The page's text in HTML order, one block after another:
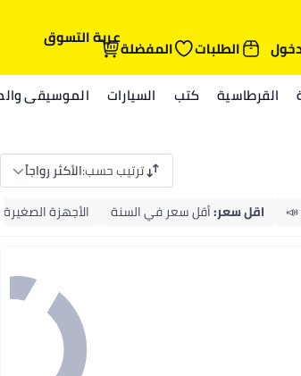
الطلبات المفضلةعربة التسوق
القرطاسية كتب السيارات الموسيقى
ترتيب حسب:الأكثر رواجاً
اقل سعر:أقل سعر في السنة الأجهزة الصغيرة